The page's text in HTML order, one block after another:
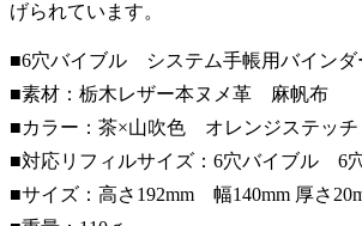
げられています。
■6穴バイブル システム手帳用バインダ
■素材：栃木レザー本ヌメ革 麻帆布
■カラー：茶×山吹色 オレンジステッチ
■対応リフィルサイズ：6穴バイブル 6
■サイズ：高さ192mm 幅140mm 厚さ